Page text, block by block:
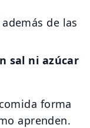
además de las
sal ni azúcar
forma
aprenden.